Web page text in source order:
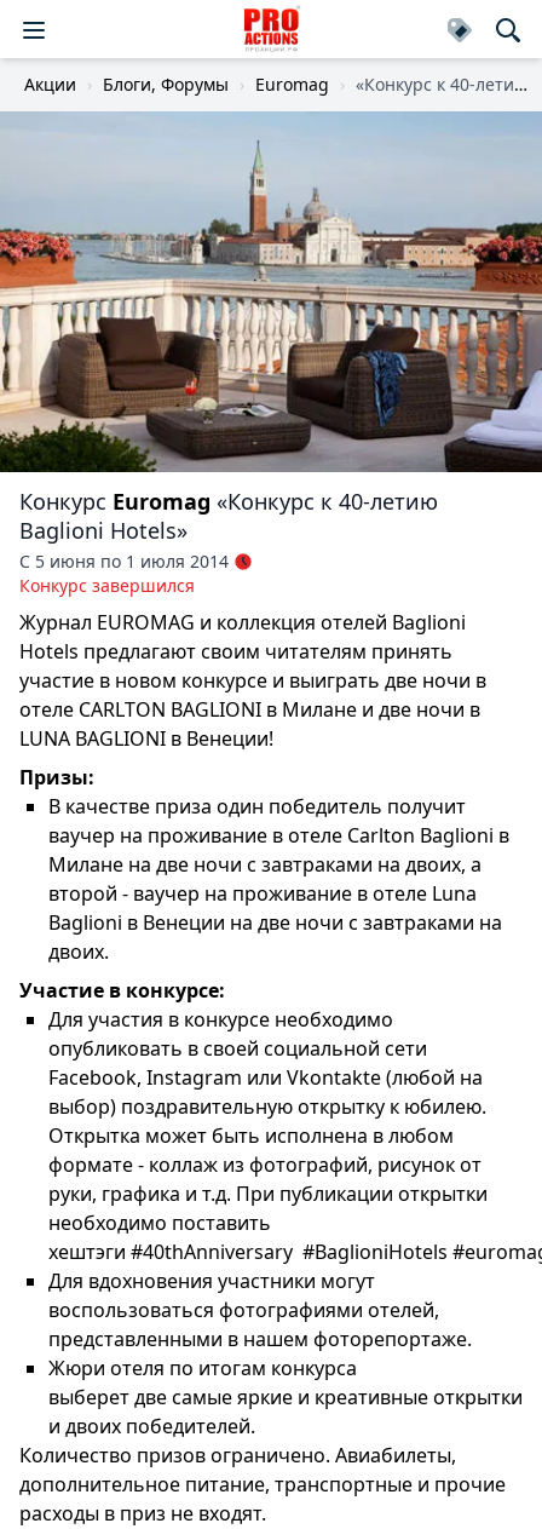
Акции Блоги, Форумы Euromag «Конкурс к 40-летию Baglioni Hotels»
Конкурс Euromag «Конкурс к 40-летию
Baglioni Hotels»
С 5 июня по 1 июля 2014
Конкурс завершился
Журнал EUROMAG и коллекция отелей Baglioni
Hotels предлагают своим читателям принять
участие в новом конкурсе и выиграть две ночи в
отеле CARLTON BAGLIONI в Милане и две ночи в
LUNA BAGLIONI в Венеции!
Призы:
В качестве приза один победитель получит
ваучер на проживание в отеле Carlton Baglioni в
Милане на две ночи с завтраками на двоих, а
второй - ваучер на проживание в отеле Luna
Baglioni в Венеции на две ночи с завтраками на
двоих.
Участие в конкурсе:
Для участия в конкурсе необходимо
опубликовать в своей социальной сети
Facebook, Instagram или Vkontakte (любой на
выбор) поздравительную открытку к юбилею.
Открытка может быть исполнена в любом
формате - коллаж из фотографий, рисунок от
руки, графика и т.д. При публикации открытки
необходимо поставить
хештэги #40thAnniversary #BaglioniHotels
Для вдохновения участники могут
воспользоваться фотографиями отелей,
представленными в нашем фоторепортаже.
Жюри отеля по итогам конкурса
выберет две самые яркие и креативные открытки
и двоих победителей.
Количество призов ограничено. Авиабилеты,
дополнительное питание, транспортные и прочие
расходы в приз не входят.